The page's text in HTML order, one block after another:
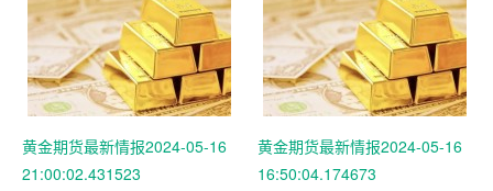
黄金期货最新情报2024-05-16
21:00:02.431523
黄金期货最新情报2024-05-16
16:50:04.174673